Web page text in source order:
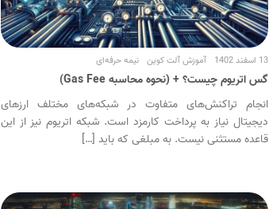
13 اسفند 1402 آموزش آلت کوین نیمه حرفه‌ای
گس اتریوم چیست؟ + (نحوه محاسبه Gas Fee)
انجام تراکنش‌های متفاوت در شبکه‌های مختلف ارزهای
دیجیتال نیاز به پرداخت کارمزد است. شبکه اتریوم نیز از این
قاعده مستثنی نیست. به مبلغی که باید […]